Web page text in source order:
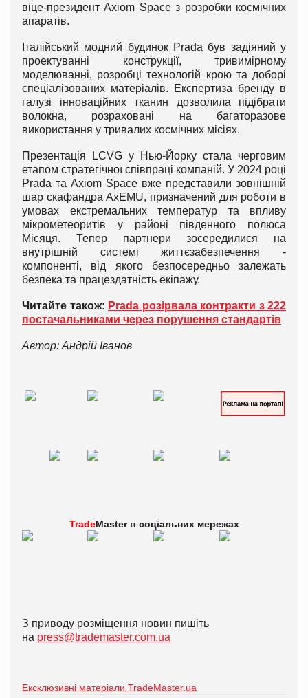
віце-президент Axiom Space з розробки космічних
апаратів.
Італійський модний будинок Prada був задіяний у
проектуванні конструкції, тривимірному
моделюванні, розробці технологій крою та доборі
спеціалізованих матеріалів. Експертиза бренду в
галузі інноваційних тканин дозволила підібрати
волокна, розраховані на багаторазове
використання у тривалих космічних місіях.
Презентація LCVG у Нью-Йорку стала черговим
етапом стратегічної співпраці компаній. У 2024 році
Prada та Axiom Space вже представили зовнішній
шар скафандра AxEMU, призначений для роботи в
умовах екстремальних температур та впливу
мікрометеоритів у районі південного полюса
Місяця. Тепер партнери зосередилися на
внутрішній системі життєзабезпечення -
компоненті, від якого безпосередньо залежать
безпека та працездатність екіпажу.
Читайте також: Prada розірвала контракти з 222
постачальниками через порушення стандартів
Автор: Андрій Іванов
TradeMaster в соціальних мережах
З приводу розміщення новин пишіть
на press@trademaster.com.ua
Ексклюзивні матеріали TradeMaster.ua